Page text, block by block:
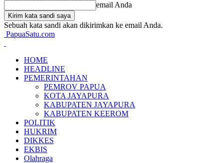
email Anda
Sebuah kata sandi akan dikirimkan ke email Anda.
PapuaSatu.com
HOME
HEADLINE
PEMERINTAHAN
PEMROV PAPUA
KOTA JAYAPURA
KABUPATEN JAYAPURA
KABUPATEN KEEROM
POLITIK
HUKRIM
DIKKES
EKBIS
Olahraga